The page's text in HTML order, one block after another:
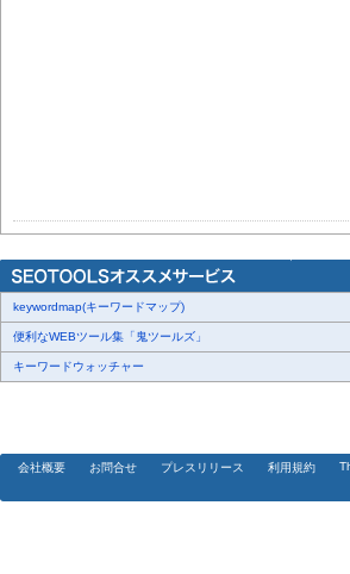
keywordmap(キーワードマップ)
便利なWEBツール集「鬼ツールズ」
キーワードウォッチャー
会社概要 お問合せ プレスリリース 利用規約